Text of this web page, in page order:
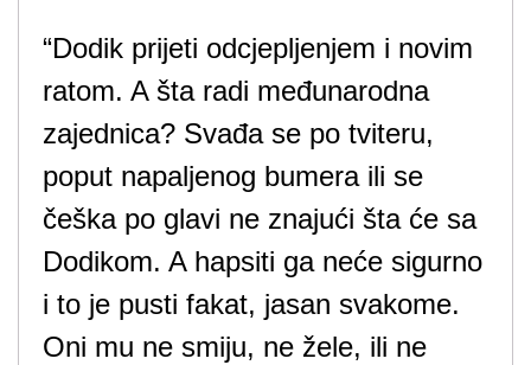
“Dodik prijeti odcjepljenjem i novim
ratom. A šta radi međunarodna
zajednica? Svađa se po tviteru,
poput napaljenog bumera ili se
češka po glavi ne znajući šta će sa
Dodikom. A hapsiti ga neće sigurno
i to je pusti fakat, jasan svakome.
Oni mu ne smiju, ne žele, ili ne